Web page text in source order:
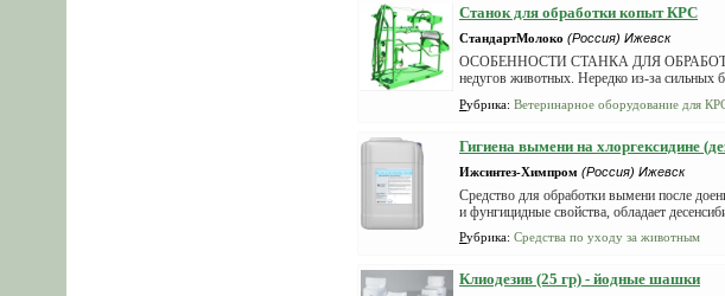
Станок для обработки копыт КРС
СтандартМолоко (Россия) Ижевск
ОСОБЕННОСТИ СТАНКА ДЛЯ ОБРАБОТКИ
недугов животных. Нередко из-за сильных
Рубрика: Ветеринарное оборудование для
Гигиена вымени на хлоргексидине
Ижсинтез-Химпром (Россия) Ижевск
Средство для обработки вымени после
и фунгицидные свойства, обладает
Рубрика: Средства по уходу за животным
Клиодезив (25 гр) - йодные шашки